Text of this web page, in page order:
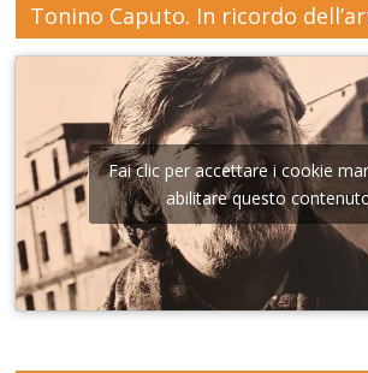
Tonino Caputo. In ricordo
Fai clic per accettare i cookie
abilitare questo